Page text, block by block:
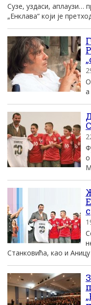
Сузе, уздаси, аплаузи…
„Енклава“ који је
а
о
Станковића, као и